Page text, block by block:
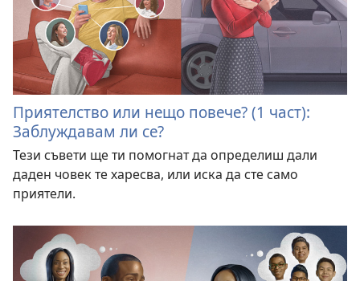
Приятелство или нещо повече? (1 част):
Заблуждавам ли се?
Тези съвети ще ти помогнат да определиш дали
даден човек те харесва, или иска да сте само
приятели.